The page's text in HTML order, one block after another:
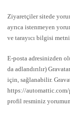
Ziyaretçiler sitede
ayrıca istenmeyen
ve tarayıcı bilgisi
E-posta adresinizden
da adlandırılır)
için, sağlanabilir.
https://automattic.com/
profil resminiz